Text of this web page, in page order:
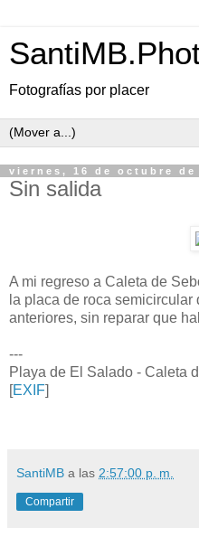
Fotografías por placer
viernes, 16 de octubre de
Sin salida
A mi regreso a Caleta de
la placa de roca semicircular
anteriores, sin reparar que
---
Playa de El Salado - Caleta
[EXIF]
SantiMB a las 2:57:00 p. m.
Compartir